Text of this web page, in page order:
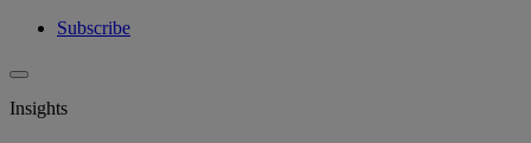
Subscribe
Insights